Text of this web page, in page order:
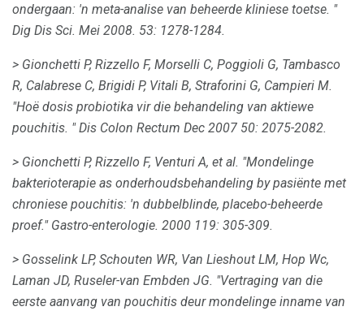
ondergaan: 'n meta-analise van beheerde kliniese toetse. "
Dig Dis Sci. Mei 2008. 53: 1278-1284.
> Gionchetti P, Rizzello F, Morselli C, Poggioli G, Tambasco
R, Calabrese C, Brigidi P, Vitali B, Straforini G, Campieri M.
"Hoë dosis probiotika vir die behandeling van aktiewe
pouchitis. "Dis Colon Rectum Dec 2007 50: 2075-2082.
> Gionchetti P, Rizzello F, Venturi A, et al. "Mondelinge
bakterioterapie as onderhoudsbehandeling by pasiënte met
chroniese pouchitis: 'n dubbelblinde, placebo-beheerde
proef." Gastro-enterologie. 2000 119: 305-309.
> Gosselink LP, Schouten WR, Van Lieshout LM, Hop Wc,
Laman JD, Ruseler-van Embden JG. "Vertraging van die
eerste aanvang van pouchitis deur mondelinge inname van